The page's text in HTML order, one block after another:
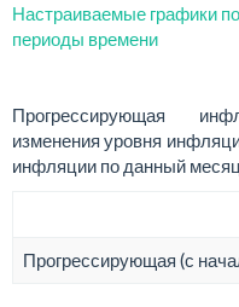
Настраиваемые графики
периоды времени
Прогрессирующая
изменения уровня
инфляции по данный
Прогрессирующая (с